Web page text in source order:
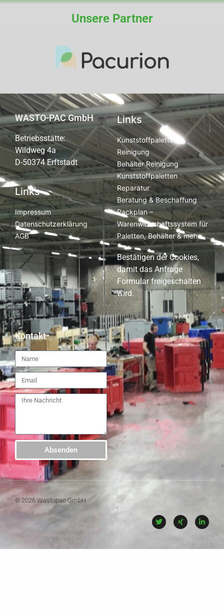
Unsere Partner
WASTO-PAC GmbH
Betriebsstätte:
Wildweg 4a
D-50374 Erftstadt
Links
Impressum
Datenschutzerklärung
AGB
Links
Kunststoffpaletten
Reinigung
Behälter Reinigung
Kunststoffpaletten
Reparatur
Beratung & Beschaffung
Packplan –
Warenwirtschaftssystem für
Paletten, Behälter & mehr
Bestätigen der Cookies,
damit das Anfrage
Formular freigeschalten
wird.
Kontakt
Absenden
© 2026 Wastopac GmbH